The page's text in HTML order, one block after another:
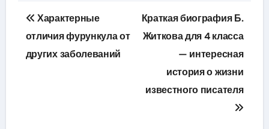
Навигация
по
записям
Характерные
отличия фурункула от
других заболеваний
Краткая биография Б.
Житкова для 4 класса
— интересная
история о жизни
известного писателя